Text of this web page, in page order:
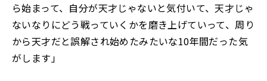
ら始まって、自分が天才じゃないと気付いて、天才じゃ
ないなりにどう戦っていくかを磨き上げていって、周り
から天才だと誤解され始めたみたいな10年間だった気
がします」